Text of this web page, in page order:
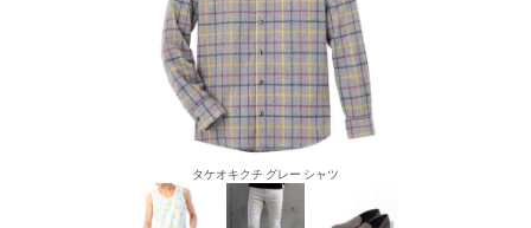
タケオキクチ グレー シャツ